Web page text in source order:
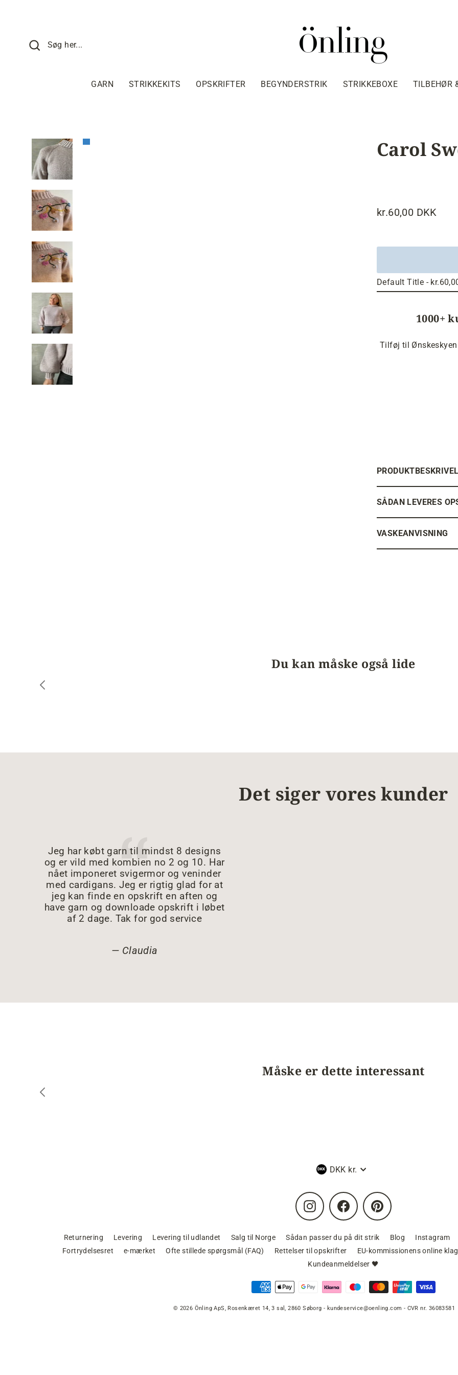
Søg her...
GARN STRIKKEKITS OPSKRIFTER BEGYNDERSTRIK STRIKKEBOXE TILBEHØR
Carol
Normalpris
kr.60,00 DKK
1000+
Tilføj til Ønskeskyen
SÅDAN LEVERES
VASKEANVISNING
Du kan måske også lide
Det siger vores kunder
Jeg har købt garn til mindst 8 designs
og er vild med kombien no 2 og 10. Har
nået imponeret svigermor og veninder
med cardigans. Jeg er rigtig glad for at
jeg kan finde en opskrift en aften og
have garn og downloade opskrift i løbet
af 2 dage. Tak for god service
Claudia
Måske er dette interessant
Valuta
DKK kr.
Instagram Facebook Pinterest
Returnering Levering Levering til udlandet Salg til Norge Sådan passer du på dit strik Blog Instagram
Fortrydelsesret
e-mærket Ofte stillede spørgsmål (FAQ) Rettelser til opskrifter EU-kommissionens online
Kundeanmeldelser 🖤
© 2026 Önling ApS, Rosenkæret 14, 3 sal, 2860 Søborg - kundeservice@oenling.com - CVR nr. 36083581